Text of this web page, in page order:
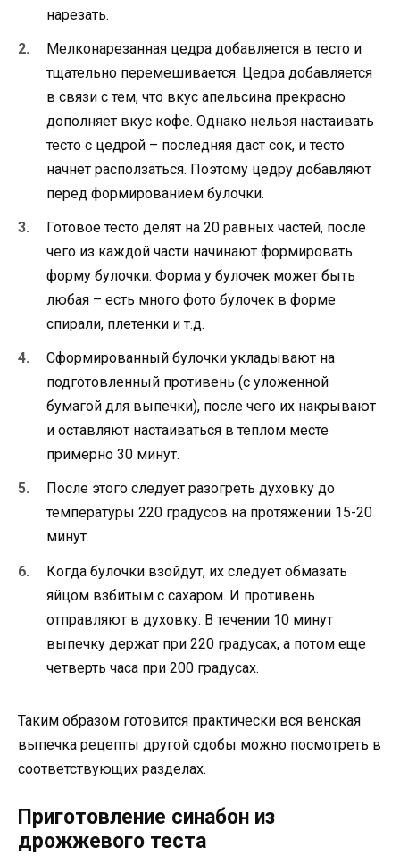
нарезать.
Мелконарезанная цедра добавляется в тесто и
тщательно перемешивается. Цедра добавляется
в связи с тем, что вкус апельсина прекрасно
дополняет вкус кофе. Однако нельзя настаивать
тесто с цедрой – последняя даст сок, и тесто
начнет расползаться. Поэтому цедру добавляют
перед формированием булочки.
Готовое тесто делят на 20 равных частей, после
чего из каждой части начинают формировать
форму булочки. Форма у булочек может быть
любая – есть много фото булочек в форме
спирали, плетенки и т.д.
Сформированный булочки укладывают на
подготовленный противень (с уложенной
бумагой для выпечки), после чего их накрывают
и оставляют настаиваться в теплом месте
примерно 30 минут.
После этого следует разогреть духовку до
температуры 220 градусов на протяжении 15-20
минут.
Когда булочки взойдут, их следует обмазать
яйцом взбитым с сахаром. И противень
отправляют в духовку. В течении 10 минут
выпечку держат при 220 градусах, а потом еще
четверть часа при 200 градусах.
Таким образом готовится практически вся венская
выпечка рецепты другой сдобы можно посмотреть в
соответствующих разделах.
Приготовление синабон из
дрожжевого теста